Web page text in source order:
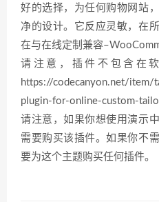
好的选择，为任何购物网站
净的设计。它反应灵敏，在
在与在线定制兼容
请注意，插件不包含在
https://codecanyon.net/
plugin-for-online-custom-
请注意，如果你想使用演示
需要购买该插件。如果你不
要为这个主题购买任何插件。